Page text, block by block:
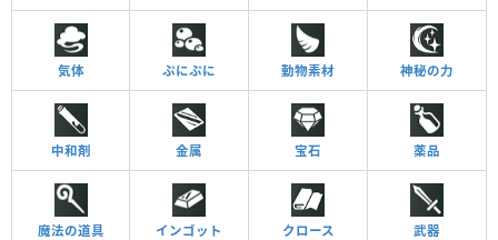
気体 ぷにぷに 動物素材 神秘の力
中和剤 金属 宝石 薬品
魔法の道具 インゴット クロース 武器